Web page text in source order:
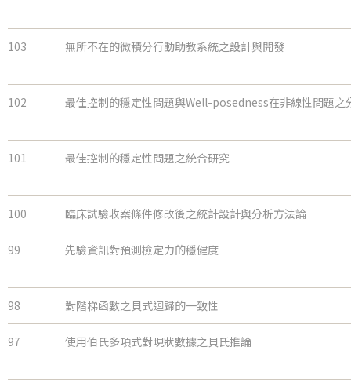
103 無所不在的微積分行動助教系統之設計與開發
102 最佳控制的穩定性問題與Well-posedness在非線性問題之
101 最佳控制的穩定性問題之統合研究
100 臨床試驗收案條件修改後之統計設計與分析方法論
99 先驗資訊對預測檢定力的穩健度
98 對階梯函數之貝式迴歸的一致性
97 使用伯氏多項式對現狀數據之貝氏推論